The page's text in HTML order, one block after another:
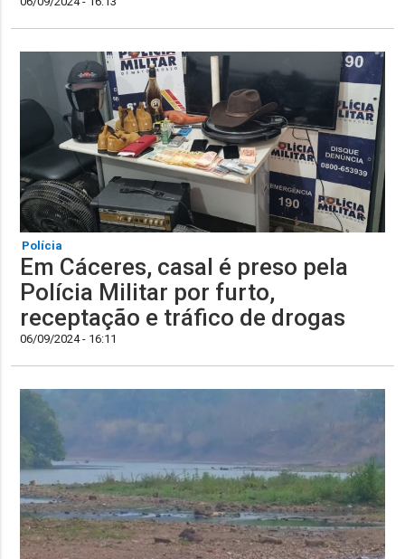
Polícia
Em Cáceres, casal é preso pela
Polícia Militar por furto,
receptação e tráfico de drogas
06/09/2024 - 16:11